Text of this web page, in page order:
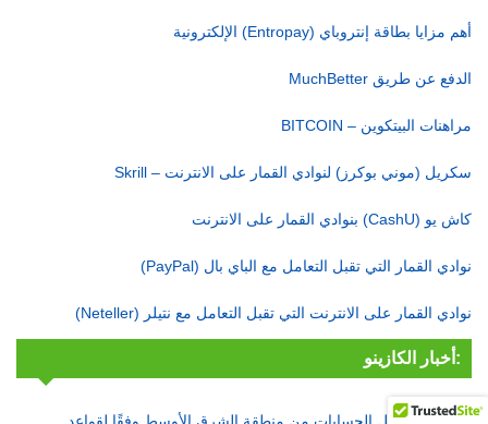
أهم مزايا بطاقة إنتروباي (Entropay) الإلكترونية
الدفع عن طريق MuchBetter
مراهنات البيتكوين – BITCOIN
سكريل (موني بوكرز) لنوادي القمار على الانترنت – Skrill
كاش يو (CashU) بنوادي القمار على الانترنت
نوادي القمار التي تقبل التعامل مع الباي بال (PayPal)
نوادي القمار على الانترنت التي تقبل التعامل مع نتيلر (Neteller)
أخبار الكازينو: